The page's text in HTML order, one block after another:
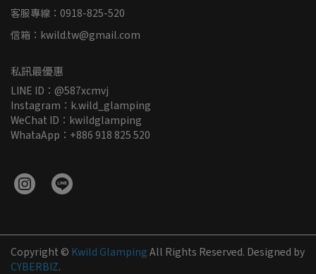
客服專線：0918-825-520
信箱：kwild.tw@gmail.com
私訊最優惠
LINE ID：@587xcmvj
Instagram：k.wild_glamping
WeChat ID：kwildglamping
WhataApp：+886 918 825 520
Copyright © Kwild Glamping All Rights Reserved. Designed by
CYBERBIZ.